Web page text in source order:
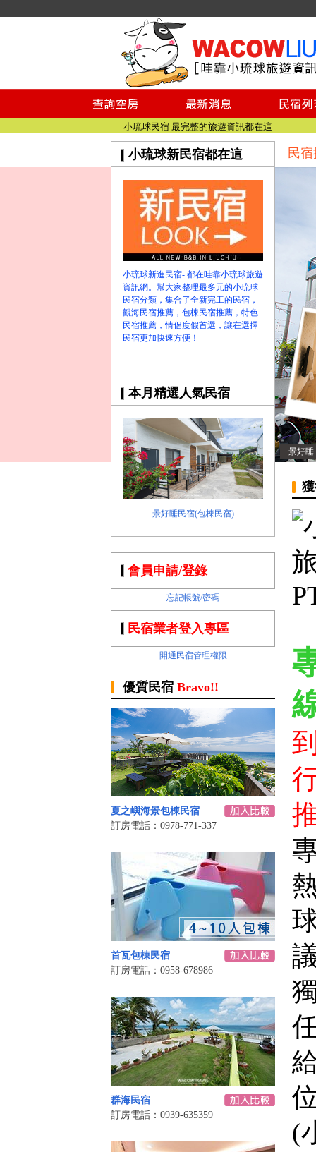
小琉球民宿空房
小琉球民宿
小琉球民宿推薦
【小琉球民宿特約】東港停車場!!看這邊
小琉球民宿 最完整的旅遊資訊都在這
【哇靠小琉球】新版官網熱情開站
【哇靠小琉球粉絲團】即時動態!!
小琉球民宿空房
小琉球民宿
小琉球民宿推薦
【小琉球民宿特約】東港停車場!!看這邊
小琉球民宿 最完整的旅遊資訊都在這
【哇靠小琉球】新版官網熱情開站
【哇靠小琉球粉絲團】即時動態!!
小琉球新民宿都在這
小琉球新進民宿- 都在哇靠小琉球旅遊
資訊網。幫大家整理最多元的小琉球
民宿分類，集合了全新完工的民宿，
觀海民宿推薦，包棟民宿推薦，特色
民宿推薦，情侶度假首選，讓在選擇
民宿更加快速方便！
本月精選人氣民宿
景好睡民宿(包棟民宿)
景好睡
民
會員申請/登錄
忘記帳號/密碼
民宿業者登入專區
開通民宿管理權限
優質民宿 Bravo!!
夏之嶼海景包棟民宿
訂房電話：0978-771-337
首瓦包棟民宿
訂房電話：0958-678986
群海民宿
訂房電話：0939-635359
(